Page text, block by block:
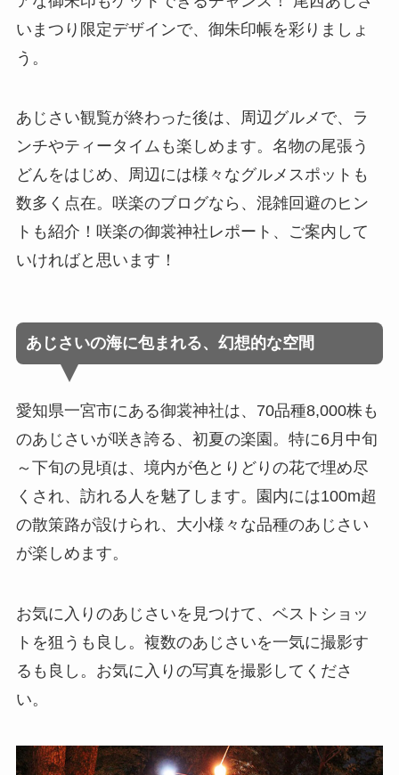
いまつり限定デザインで、御朱印帳を彩りましょ
う。
あじさい観覧が終わった後は、周辺グルメで、ラ
ンチやティータイムも楽しめます。名物の尾張う
どんをはじめ、周辺には様々なグルメスポットも
数多く点在。咲楽のブログなら、混雑回避のヒン
トも紹介！咲楽の御裳神社レポート、ご案内して
いければと思います！
あじさいの海に包まれる、幻想的な空間
愛知県一宮市にある御裳神社は、70品種8,000株も
のあじさいが咲き誇る、初夏の楽園。特に6月中旬
～下旬の見頃は、境内が色とりどりの花で埋め尽
くされ、訪れる人を魅了します。園内には100m超
の散策路が設けられ、大小様々な品種のあじさい
が楽しめます。
お気に入りのあじさいを見つけて、ベストショッ
トを狙うも良し。複数のあじさいを一気に撮影す
るも良し。お気に入りの写真を撮影してくださ
い。